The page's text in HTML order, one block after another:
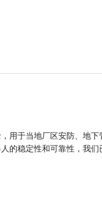
用于当地厂区安防、地
的稳定性和可靠性，我们